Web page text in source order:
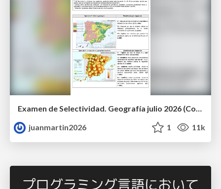
Examen de Selectividad. Geografía julio 2026 (Convocatoria Extraordinaria). UCLM
juanmartin2026
1 11k